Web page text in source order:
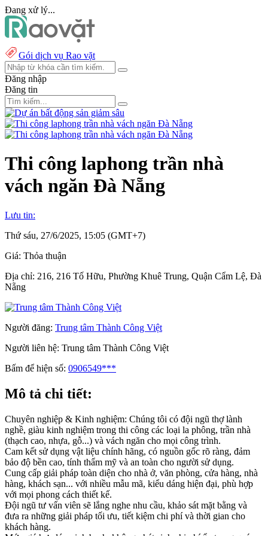
Đang xử lý...
Gói dịch vụ Rao vặt
Đăng nhập
Đăng tin
Thi công laphong trần nhà
vách ngăn Đà Nẵng
Lưu tin:
Thứ sáu, 27/6/2025, 15:05 (GMT+7)
Giá: Thỏa thuận
Địa chỉ: 216, 216 Tố Hữu, Phường Khuê Trung, Quận Cẩm Lệ, Đà
Nẵng
Người đăng: Trung tâm Thành Công Việt
Người liên hệ: Trung tâm Thành Công Việt
Bấm để hiện số: 0906549***
Mô tả chi tiết:
Chuyên nghiệp & Kinh nghiệm: Chúng tôi có đội ngũ thợ lành
nghề, giàu kinh nghiệm trong thi công các loại la phông, trần nhà
(thạch cao, nhựa, gỗ...) và vách ngăn cho mọi công trình.
Cam kết sử dụng vật liệu chính hãng, có nguồn gốc rõ ràng, đảm
bảo độ bền cao, tính thẩm mỹ và an toàn cho người sử dụng.
Cung cấp giải pháp toàn diện cho nhà ở, văn phòng, cửa hàng, nhà
hàng, khách sạn... với nhiều mẫu mã, kiểu dáng hiện đại, phù hợp
với mọi phong cách thiết kế.
Đội ngũ tư vấn viên sẽ lắng nghe nhu cầu, khảo sát mặt bằng và
đưa ra những giải pháp tối ưu, tiết kiệm chi phí và thời gian cho
khách hàng.